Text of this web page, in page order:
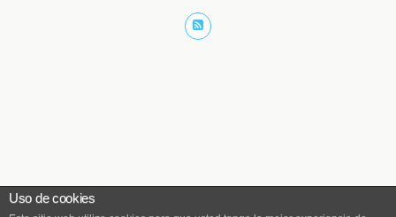
Uso de cookies